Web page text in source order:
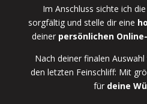
Im Anschluss sichte ich
sorgfältig und stelle dir eine
deiner persönlichen
Nach deiner finalen
den letzten Feinschliff: Mit
für deine